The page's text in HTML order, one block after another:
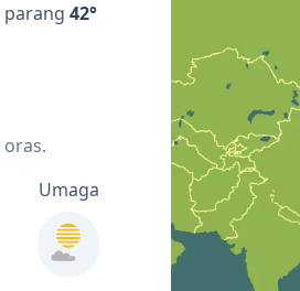
42°
Umaga
Forecast sa
Forecast sa
Radar ng
Mapa ng
Mga kalapit